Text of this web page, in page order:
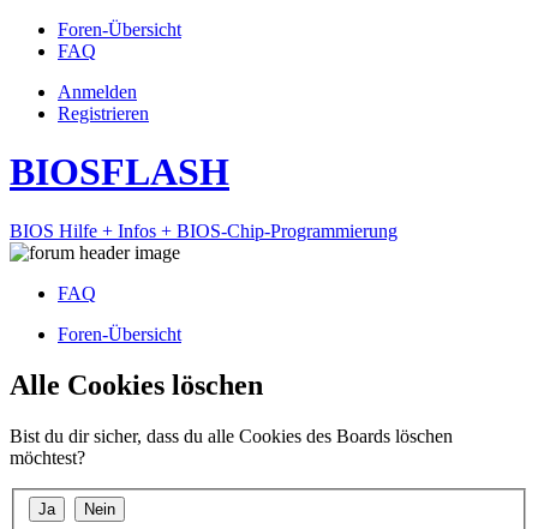
Foren-Übersicht
FAQ
Anmelden
Registrieren
BIOSFLASH
BIOS Hilfe + Infos + BIOS-Chip-Programmierung
FAQ
Foren-Übersicht
Alle Cookies löschen
Bist du dir sicher, dass du alle Cookies des Boards löschen
möchtest?